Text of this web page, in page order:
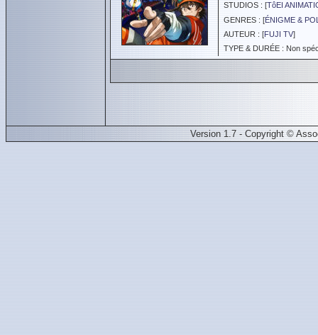
STUDIOS : [TôEI
GENRES : [ÉNIGME &
AUTEUR : [FUJI TV]
TYPE & DURÉE : Non
Version 1.7 - Copyright ©